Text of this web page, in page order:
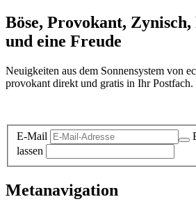
Böse, Provokant,
und eine Freude
Neuigkeiten aus dem Sonnensystem von
provokant direkt und gratis in Ihr Postfach.
E-Mail
lassen
Metanavigation